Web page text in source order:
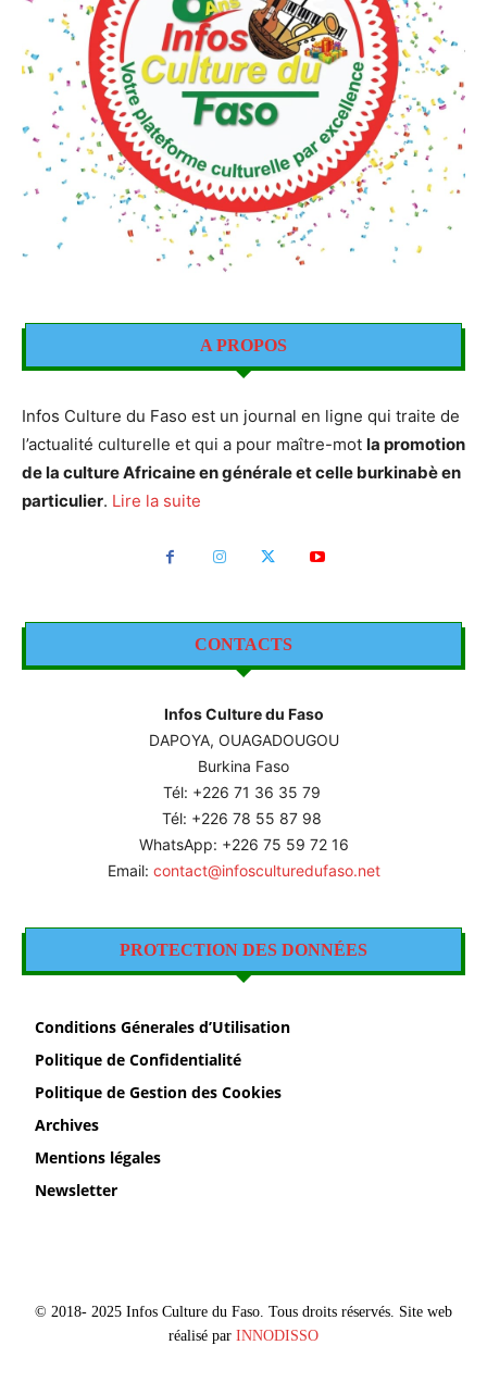
A PROPOS
Infos Culture du Faso est un journal en ligne qui traite de
l’actualité culturelle et qui a pour maître-mot la promotion
de la culture Africaine en générale et celle burkinabè en
particulier. Lire la suite
CONTACTS
Infos Culture du Faso
DAPOYA, OUAGADOUGOU
Burkina Faso
Tél: +226 71 36 35 79
Tél: +226 78 55 87 98
WhatsApp: +226 75 59 72 16
Email: contact@infosculturedufaso.net
PROTECTION DES DONNÉES
Conditions Génerales d’Utilisation
Politique de Confidentialité
Politique de Gestion des Cookies
Archives
Mentions légales
Newsletter
© 2018- 2025 Infos Culture du Faso. Tous droits réservés. Site web
réalisé par INNODISSO